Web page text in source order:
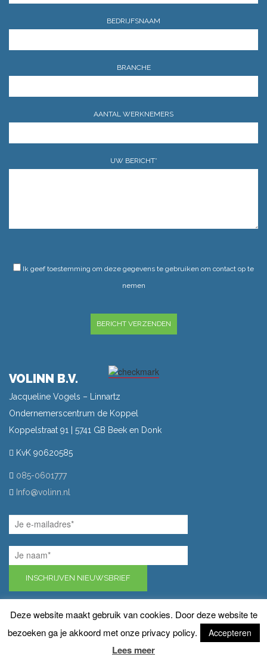
BEDRIJFSNAAM
BRANCHE
AANTAL WERKNEMERS
UW BERICHT*
Ik geef toestemming om deze gegevens te gebruiken om contact op te
nemen
VOLINN B.V.
Jacqueline Vogels – Linnartz
Ondernemerscentrum de Koppel
Koppelstraat 91 | 5741 GB Beek en Donk
KvK 90620585
085-0601777
Info@volinn.nl
INSCHRIJVEN NIEUWSBRIEF
Sitemap|Privacy
Deze website maakt gebruik van cookies. Door deze website te
bezoeken ga je akkoord met onze privacy policy.
Accepteren
Lees meer